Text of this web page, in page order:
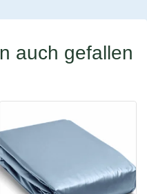
auch gefallen